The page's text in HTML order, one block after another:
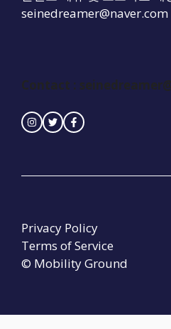
seinedreamer@naver.com
Contact :
© Mobility Ground
Privacy Policy
Terms of Service